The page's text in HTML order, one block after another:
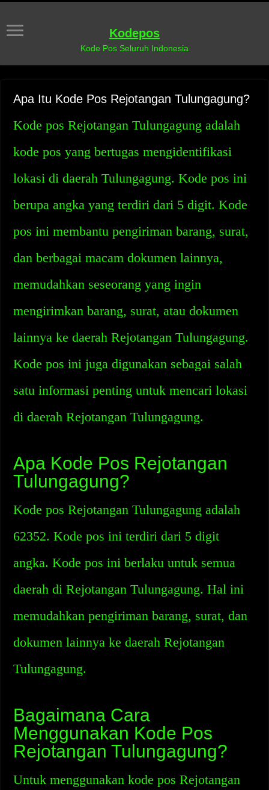
Kodepos
Kode Pos Seluruh Indonesia
Apa Itu Kode Pos Rejotangan Tulungagung?
Kode pos Rejotangan Tulungagung adalah
kode pos yang bertugas mengidentifikasi
lokasi di daerah Tulungagung. Kode pos ini
berupa angka yang terdiri dari 5 digit. Kode
pos ini membantu pengiriman barang, surat,
dan berbagai macam dokumen lainnya,
memudahkan seseorang yang ingin
mengirimkan barang, surat, atau dokumen
lainnya ke daerah Rejotangan Tulungagung.
Kode pos ini juga digunakan sebagai salah
satu informasi penting untuk mencari lokasi
di daerah Rejotangan Tulungagung.
Apa Kode Pos Rejotangan
Tulungagung?
Kode pos Rejotangan Tulungagung adalah
62352. Kode pos ini terdiri dari 5 digit
angka. Kode pos ini berlaku untuk semua
daerah di Rejotangan Tulungagung. Hal ini
memudahkan pengiriman barang, surat, dan
dokumen lainnya ke daerah Rejotangan
Tulungagung.
Bagaimana Cara
Menggunakan Kode Pos
Rejotangan Tulungagung?
Untuk menggunakan kode pos Rejotangan